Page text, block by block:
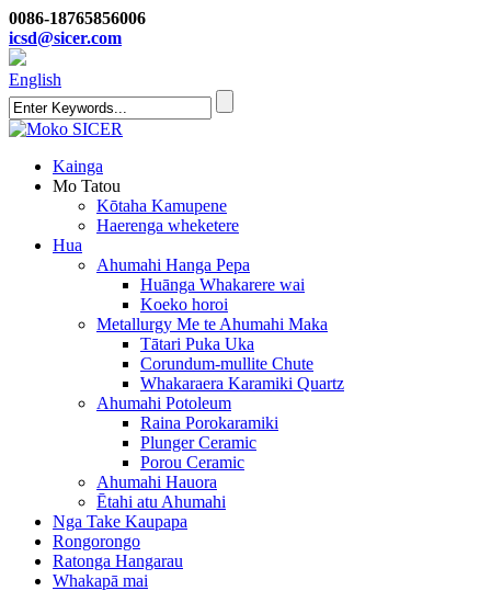
0086-18765856006
icsd@sicer.com
English
Kainga
Mo Tatou
Kōtaha Kamupene
Haerenga wheketere
Hua
Ahumahi Hanga Pepa
Huānga Whakarere wai
Koeko horoi
Metallurgy Me te Ahumahi Maka
Tātari Puka Uka
Corundum-mullite Chute
Whakaraera Karamiki Quartz
Ahumahi Potoleum
Raina Porokaramiki
Plunger Ceramic
Porou Ceramic
Ahumahi Hauora
Ētahi atu Ahumahi
Nga Take Kaupapa
Rongorongo
Ratonga Hangarau
Whakapā mai